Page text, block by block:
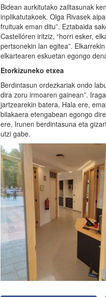
Bidean aurkitutako zailtasunak
inplikatutakoek. Olga Rivasek
fruituak eman ditu”. Eztabaida
Castellóren iritziz, “horri esker,
pertsonekin lan egitea”.
elkartearen eskuetan egongo
Etorkizuneko etxea
Berdintasun ordezkariak ondo
dira zoru irmoaren gainean”.
jartzearekin batera. Hala ere,
bilakaera etengabean egongo
ere, Irunen berdintasuna eta
utzi gabe.